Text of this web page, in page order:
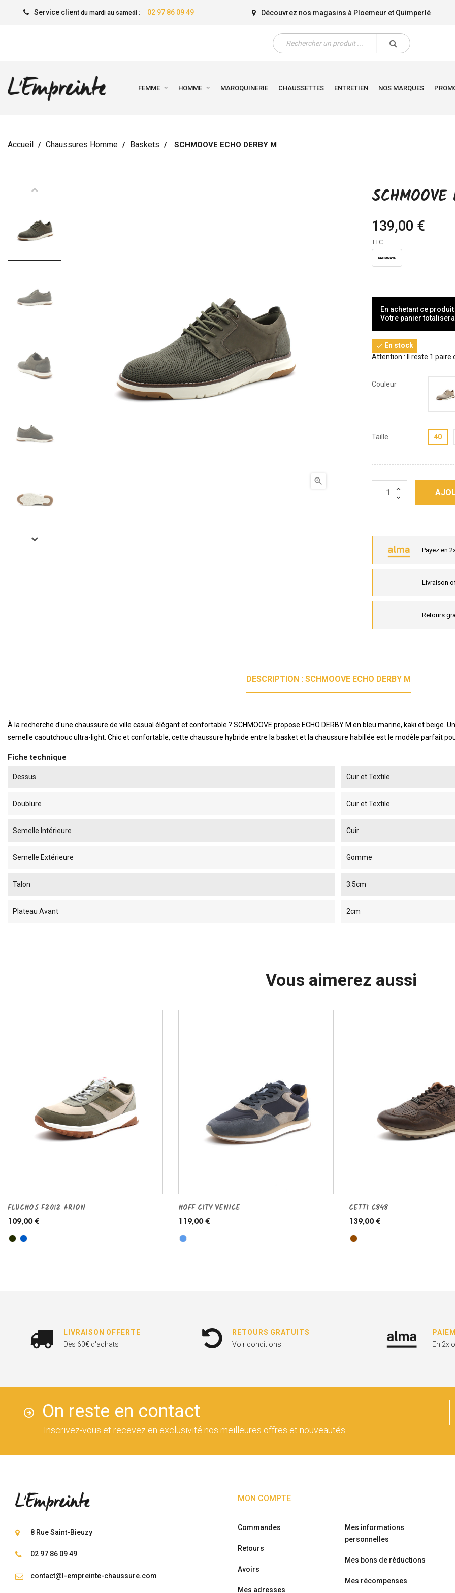
Service client du mardi au samedi: 02 97 86 09 49 Découvrez nos magasins à Ploemeur et Quimperlé
FEMME HOMME MAROQUINERIE CHAUSSETTES ENTRETIEN NOS MARQUES
Accueil Chaussures Homme Baskets SCHMOOVE ECHO DERBY M

139,00 €
TTC
En achetant ce
Votre panier
 En stock
Attention : Il reste 1 paire
Couleur
Taille 40
Payez en
Livraison
Retours
DESCRIPTION : SCHMOOVE ECHO DERBY M
À la recherche d'une chaussure de ville casual élégant et confortable ? SCHMOOVE propose ECHO DERBY M en bleu marine, kaki et beige.
semelle caoutchouc ultra-light. Chic et confortable, cette chaussure hybride entre la basket et la chaussure habillée est le modèle parfait
Fiche technique
Dessus Cuir et Textile
Doublure Cuir et Textile
Semelle Intérieure Cuir
Semelle Extérieure Gomme
Talon 3.5cm
Plateau Avant 2cm
Vous aimerez aussi
FLUCHOS F2012 ARION
109,00 €
HOFF CITY VENICE
119,00 €
CETTI C848
139,00 €
LIVRAISON OFFERTE
Dès 60€ d'achats
RETOURS GRATUITS
Voir conditions
En 2x
On reste en contact
Inscrivez-vous et recevez en exclusivité nos meilleures offres et nouveautés
8 Rue Saint-Bieuzy
02 97 86 09 49
contact@l-empreinte-chaussure.com
MON COMPTE
Commandes
Retours
Avoirs
Mes adresses
Mes informations
personnelles
Mes bons de réductions
Mes récompenses